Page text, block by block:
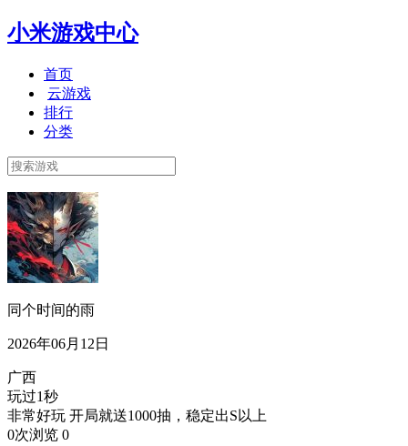
小米游戏中心
首页
云游戏
排行
分类
同个时间的雨
2026年06月12日
广西
玩过1秒
非常好玩 开局就送1000抽，稳定出S以上
0次浏览 0